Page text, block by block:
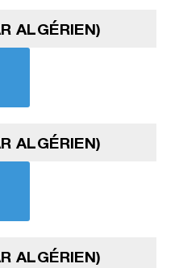
ALGÉRIEN)
ALGÉRIEN)
ALGÉRIEN)